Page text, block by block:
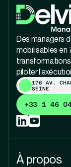
Des managers
mobilisables en
piloter
176 AV.
SEINE
+33 1 46
À propos